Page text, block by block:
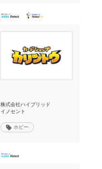
株式会社ハイブリッド
イノセント
ホビー